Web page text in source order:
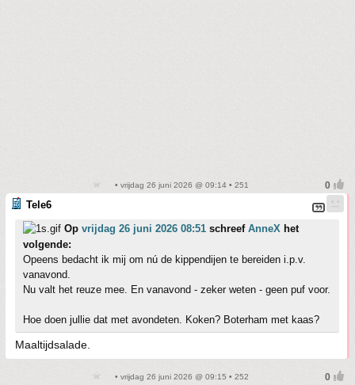
• vrijdag 26 juni 2026 @ 09:14 • 251
Tele6
Op vrijdag 26 juni 2026 08:51 schreef AnneX het
volgende:
Opeens bedacht ik mij om nú de kippendijen te bereiden i.p.v.
vanavond.
Nu valt het reuze mee. En vanavond - zeker weten - geen puf voor.
Hoe doen jullie dat met avondeten. Koken? Boterham met kaas?
Maaltijdsalade.
• vrijdag 26 juni 2026 @ 09:15 • 252